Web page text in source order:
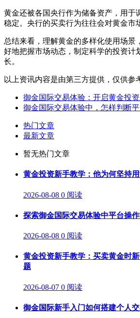
黄金还被各国央行作为储备资产，用于
稳定。央行的买卖行为往往会对黄金市
总结来看，理解黄金的多样化使用场景
好地把握市场动态，制定科学的投资计
长。
以上资讯内容是由第三方提供，仅供参
御金国际交易体验：开启黄金投
御金国际交易体验中，怎样判断
热门文章
最新文章
暂无热门文章
黄金投资新手教学：他为何坚持
2026-08-08 0 阅读
探索御金国际交易体验中平台操
2026-08-08 0 阅读
黄金投资新手教学：买卖黄金时
题
2026-08-07 0 阅读
御金国际新手入门如何搭建个人